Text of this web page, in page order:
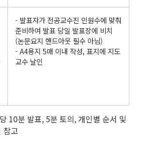
- 발표자가 전공교수진 인원수에 맞춰
준비하여 발표 당일 발표장에 비치
(논문요지 핸드아웃 필수 아님)
- A4용지 5매 이내 작성, 표지에 지도
교수 날인
10분 발표, 5분 토의, 개인별 순서 및
참고